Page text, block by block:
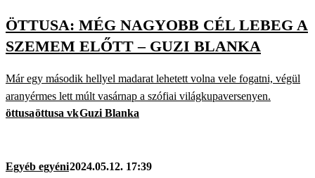
ÖTTUSA: MÉG NAGYOBB CÉL LEBEG A
SZEMEM ELŐTT – GUZI BLANKA
Már egy második hellyel madarat lehetett volna vele fogatni, végül
aranyérmes lett múlt vasárnap a szófiai világkupaversenyen.
öttusaöttusa vkGuzi Blanka
Egyéb egyéni2024.05.12. 17:39